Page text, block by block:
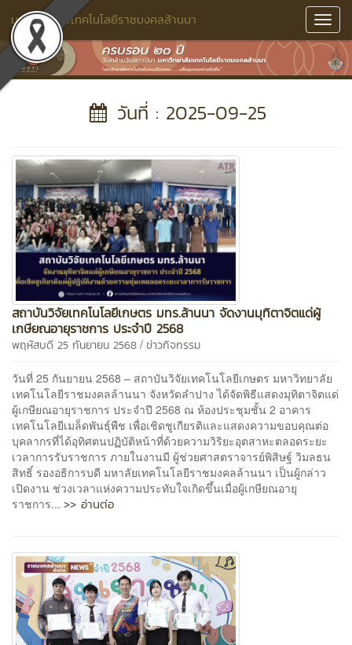
มหาวิทยาลัยเทคโนโลยีราชมงคลล้านนา
วันที่ : 2025-09-25
สถาบันวิจัยเทคโนโลยีเกษตร มทร.ล้านนา จัดงานมุทิตาจิตแด่ผู้
เกษียณอายุราชการ ประจำปี 2568
พฤหัสบดี 25 กันยายน 2568 / ข่าวกิจกรรม
วันที่ 25 กันยายน 2568 – สถาบันวิจัยเทคโนโลยีเกษตร มหาวิทยาลัย
เทคโนโลยีราชมงคลล้านนา จังหวัดลำปาง ได้จัดพิธีแสดงมุทิตาจิตแด่
ผู้เกษียณอายุราชการ ประจำปี 2568 ณ ห้องประชุมชั้น 2 อาคาร
เทคโนโลยีเมล็ดพันธุ์พืช เพื่อเชิดชูเกียรติและแสดงความขอบคุณต่อ
บุคลากรที่ได้อุทิศตนปฏิบัติหน้าที่ด้วยความวิริยะอุตสาหะตลอดระยะ
เวลาการรับราชการ ภายในงานมี ผู้ช่วยศาสตราจารย์พิสิษฐ์ วิมลธน
สิทธิ์ รองอธิการบดี มหาลัยเทคโนโลยีราชมงคลล้านนา เป็นผู้กล่าว
เปิดงาน ช่วงเวลาแห่งความประทับใจเกิดขึ้นเมื่อผู้เกษียณอายุ
ราชการ... >> อ่านต่อ